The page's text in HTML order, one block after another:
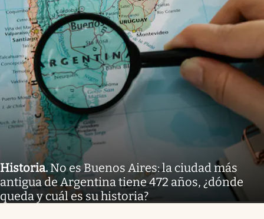
Historia. No es Buenos Aires: la ciudad más
antigua de Argentina tiene 472 años, ¿dónde
queda y cuál es su historia?